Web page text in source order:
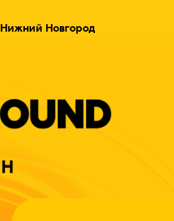
Нижний Новгород